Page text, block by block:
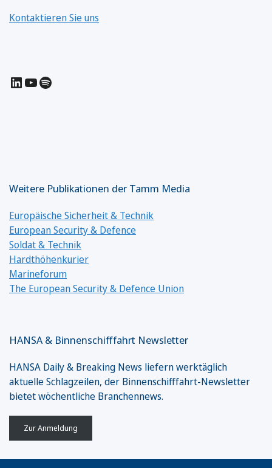
Kontaktieren Sie uns
LinkedIn
YouTube
Spotify
Weitere Publikationen der Tamm Media
Europäische Sicherheit & Technik
European Security & Defence
Soldat & Technik
Hardthöhenkurier
Marineforum
The European Security & Defence Union
HANSA & Binnenschifffahrt Newsletter
HANSA Daily & Breaking News liefern werktäglich
aktuelle Schlagzeilen, der Binnenschifffahrt-Newsletter
bietet wöchentliche Branchennews.
Zur Anmeldung